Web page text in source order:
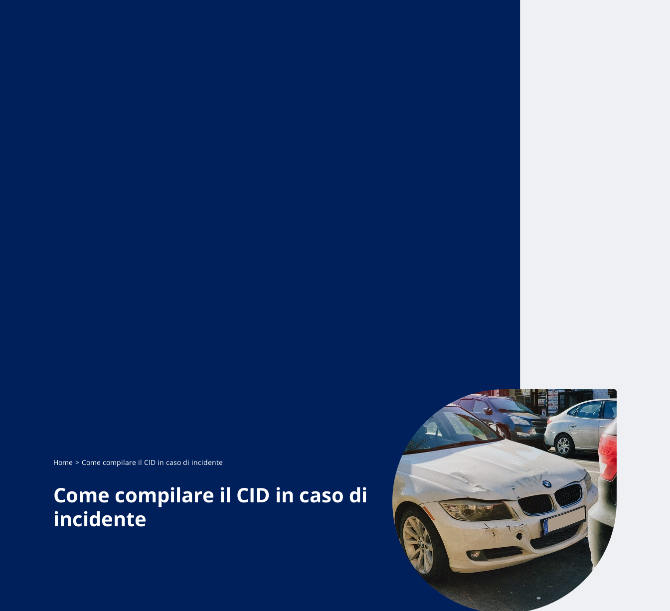
Home Come compilare il CID in caso di incidente
Come compilare il CID in caso di
incidente